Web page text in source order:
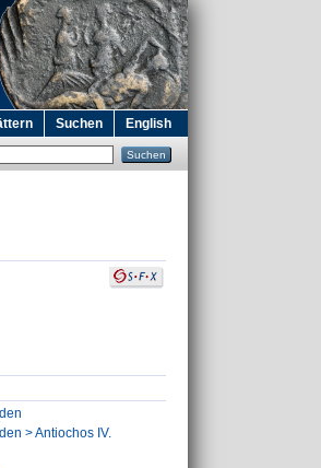
Suchen English
> Antiochos IV.